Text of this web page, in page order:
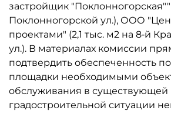
застройщик "Поклонногорская""
Поклонногорской ул.), ООО
проектами" (2,1 тыс. м2 на 8‑й
ул.). В материалах комиссии
подтвердить обеспеченность
площадки необходимыми
обслуживания в существующей
градостроительной ситуации